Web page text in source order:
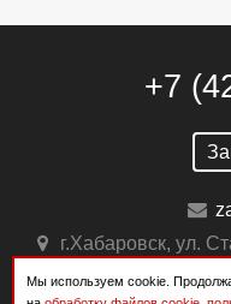
+7
г.Хабаровск, ул.
Мы используем cookie.